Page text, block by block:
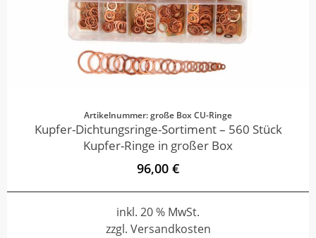
Artikelnummer: große Box CU-Ringe
Kupfer-Dichtungsringe-Sortiment – 560 Stück
Kupfer-Ringe in großer Box
96,00 €
inkl. 20 % MwSt.
zzgl. Versandkosten